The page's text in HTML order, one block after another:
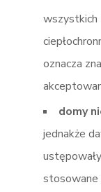
wszystkich
oznacza
domy
jednakże
stosowane